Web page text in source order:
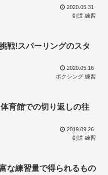
2020.05.31
剣道 練習
戦!スパーリングのスタ
2020.05.16
ボクシング 練習
育館での切り返しの往
2019.09.26
剣道 練習
な練習量で得られるもの